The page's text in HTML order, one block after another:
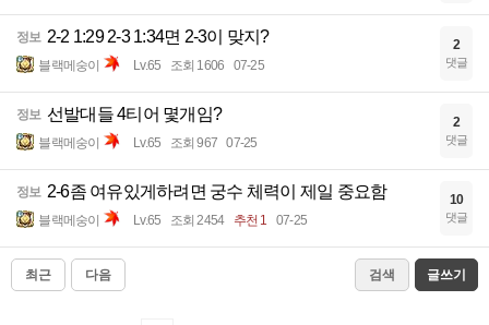
정보 2-2 1:29 2-3 1:34면 2-3이 맞지?
블랙메숭이 Lv.65 조회 1606 07-25
2
댓글
정보 선발대들 4티어 몇개임?
블랙메숭이 Lv.65 조회 967 07-25
2
댓글
정보 2-6좀 여유있게하려면 궁수 체력이 제일 중요함
블랙메숭이 Lv.65 조회 2454 추천 1 07-25
10
댓글
최근 다음 검색 글쓰기